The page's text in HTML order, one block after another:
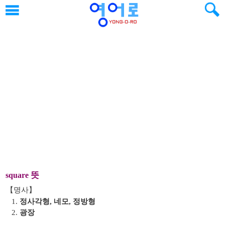
square 뜻
【명사】
1. 정사각형, 네모, 정방형
2. 광장